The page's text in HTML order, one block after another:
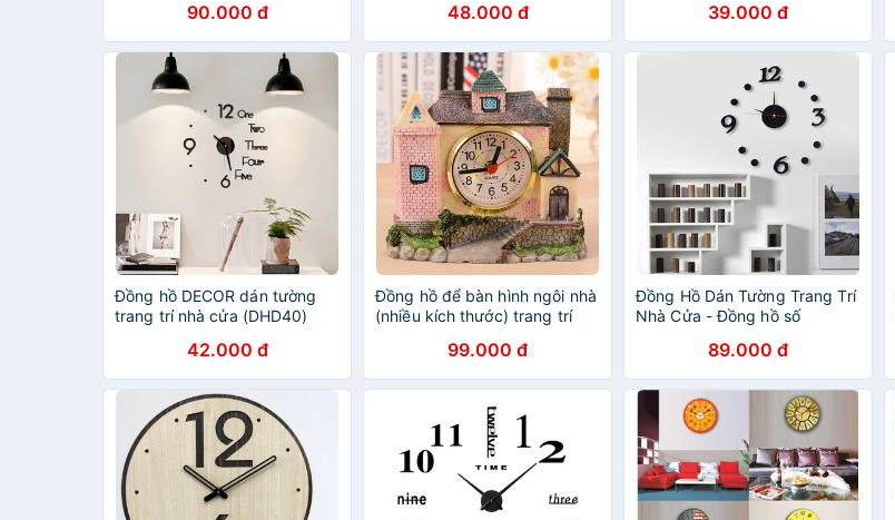
90.000 đ 48.000 đ 39.000 đ
Đồng hồ DECOR dán tường
trang trí nhà cửa (DHD40)
42.000 đ
Đồng hồ để bàn hình ngôi nhà
(nhiều kích thước) trang trí
99.000 đ
Đồng Hồ Dán Tường Trang Trí
Nhà Cửa - Đồng hồ số
89.000 đ